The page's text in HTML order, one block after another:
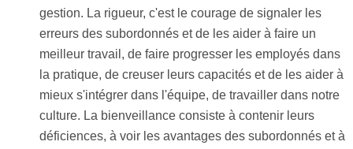
gestion. La rigueur, c'est le courage de signaler les
erreurs des subordonnés et de les aider à faire un
meilleur travail, de faire progresser les employés dans
la pratique, de creuser leurs capacités et de les aider à
mieux s'intégrer dans l'équipe, de travailler dans notre
culture. La bienveillance consiste à contenir leurs
déficiences, à voir les avantages des subordonnés et à